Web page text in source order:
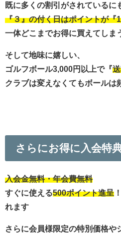
既に多くの割引がされているに
『３』の付く日はポイントが『
一体どこまでお得に買えてしま
そして地味に嬉しい、
ゴルフボール3,000円以上で『
クラブは変えなくてもボールは
さらにお得に入会特
入会金無料・年会費無料
すぐに使える500ポイント進呈
れます
さらに会員様限定の特別価格や